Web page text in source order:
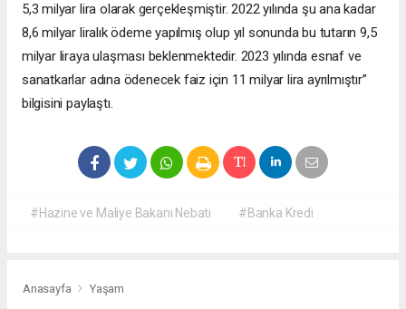
5,3 milyar lira olarak gerçekleşmiştir. 2022 yılında şu ana kadar
8,6 milyar liralık ödeme yapılmış olup yıl sonunda bu tutarın 9,5
milyar liraya ulaşması beklenmektedir. 2023 yılında esnaf ve
sanatkarlar adına ödenecek faiz için 11 milyar lira ayrılmıştır”
bilgisini paylaştı.
#Hazine ve Maliye Bakanı Nebati #Banka Kredi
Anasayfa Yaşam